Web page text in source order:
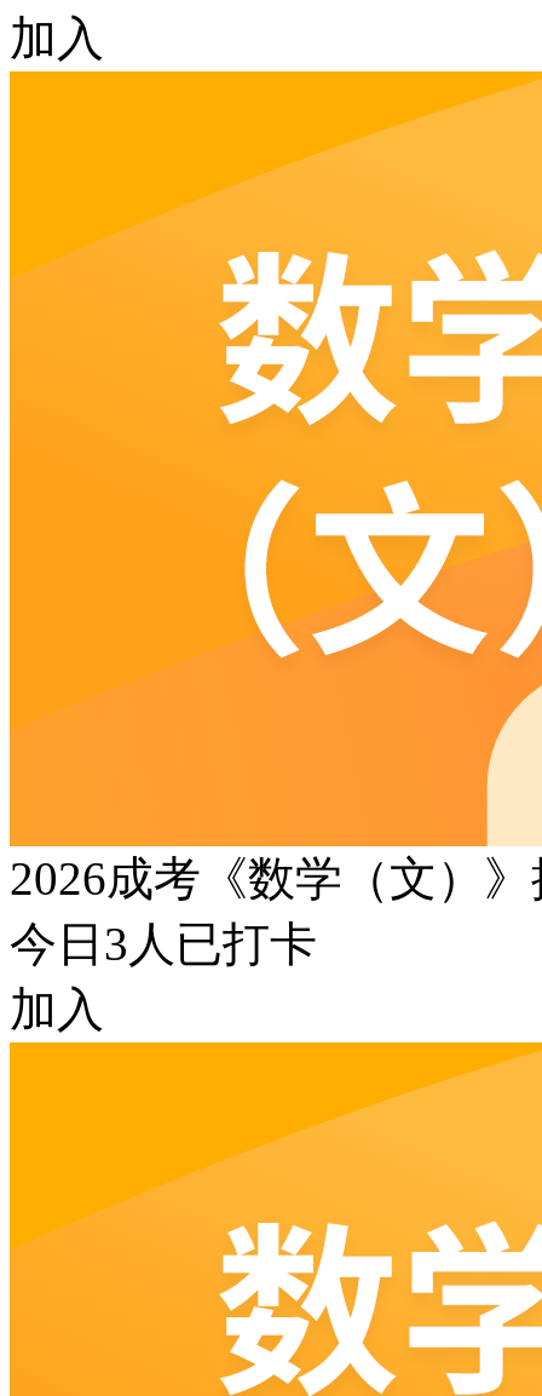
加入
2026成考《数学（文）
今日 3 人已打卡
加入